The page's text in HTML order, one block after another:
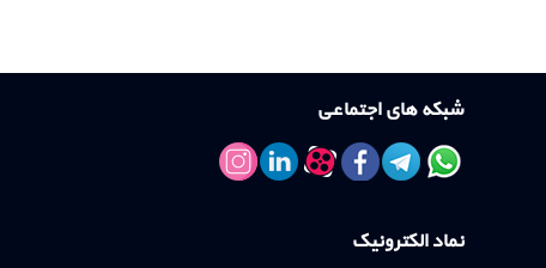
شبکه های اجتماعی
نماد الکترونیک